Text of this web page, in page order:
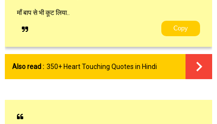
माँ बाप से भी कूट लिया..
Copy
Also read : 350+ Heart Touching Quotes in Hindi